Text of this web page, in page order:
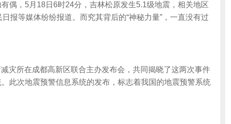
偶，5月18日6时24分，吉林松原发生5.1级地震，相关地区
报等媒体纷纷报道。而究其背后的“神秘力量”，一直没有过
灾所在成都高新区联合主办发布会，共同揭晓了这两次事件
此次地震预警信息系统的发布，标志着我国的地震预警系统